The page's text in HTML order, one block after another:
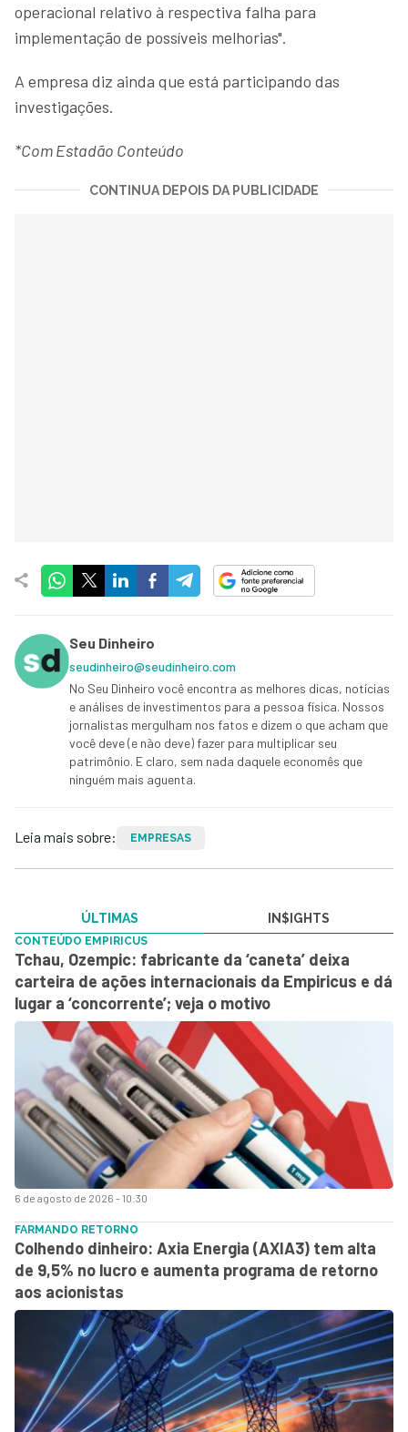
operacional relativo à respectiva falha para
implementação de possíveis melhorias".
A empresa diz ainda que está participando das
investigações.
*Com Estadão Conteúdo
CONTINUA DEPOIS DA PUBLICIDADE
Seu Dinheiro
seudinheiro@seudinheiro.com
No Seu Dinheiro você encontra as melhores dicas, notícias
e análises de investimentos para a pessoa física. Nossos
jornalistas mergulham nos fatos e dizem o que acham que
você deve (e não deve) fazer para multiplicar seu
patrimônio. E claro, sem nada daquele economês que
ninguém mais aguenta.
Leia mais sobre: EMPRESAS
ÚLTIMAS IN$IGHTS
6 de agosto de 2026 - 10:30
CONTEÚDO EMPIRICUS
Tchau, Ozempic: fabricante da ‘caneta’ deixa
carteira de ações internacionais da Empiricus e dá
lugar a ‘concorrente’; veja o motivo
FARMANDO RETORNO
Colhendo dinheiro: Axia Energia (AXIA3) tem alta
de 9,5% no lucro e aumenta programa de retorno
aos acionistas